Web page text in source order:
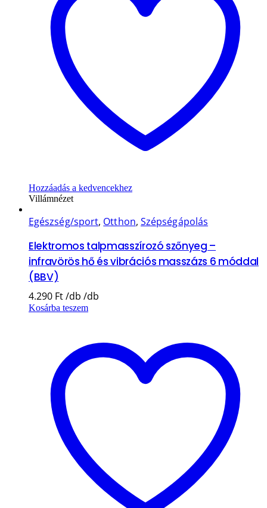
Hozzáadás a kedvencekhez
Villámnézet
Egészség/sport, Otthon, Szépségápolás
Elektromos talpmasszírozó szőnyeg –
infravörös hő és vibrációs masszázs 6 móddal
(BBV)
4.290 Ft
Kosárba teszem